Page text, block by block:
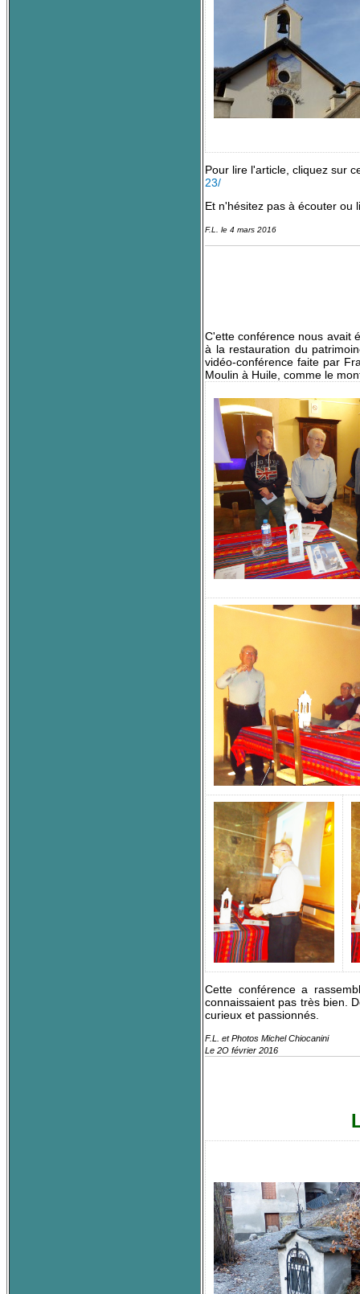
Pour lire l'article, cliquez sur
23/
Et n'hésitez pas à écouter ou
F.L. le 4 mars 2016
C'ette conférence nous avait
à la restauration du
vidéo-conférence faite par
Moulin à Huile, comme le
Cette conférence a
connaissaient pas très bien.
curieux et passionnés.
F.L. et Photos Michel Chiocanini
Le 2O février 2016